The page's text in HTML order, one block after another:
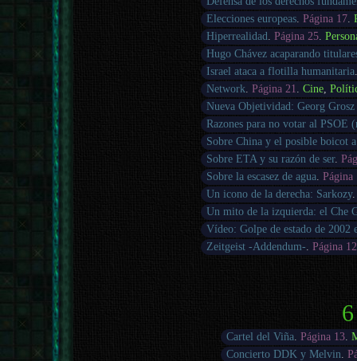
Elecciones europeas.Página 17.
Hiperrealidad.Página 25.
Hugo Chávez acaparando
Israel ataca a flotilla humanitaria
Network.Página 21.Cine,
Nueva Objetividad: Georg
Razones para no votar al PSOE
Sobre China y el posible boicot
Sobre ETA y su razón de ser.
Sobre la escasez de agua.Página
Un icono de la derecha: Sarkozy
Un mito de la izquierda: el Che
Vídeo: Golpe de estado de 2002
Zeitgeist -Addendum-.Página 12
Cartel del Viña .Página 13 .
Concierto DDK y Melvin .